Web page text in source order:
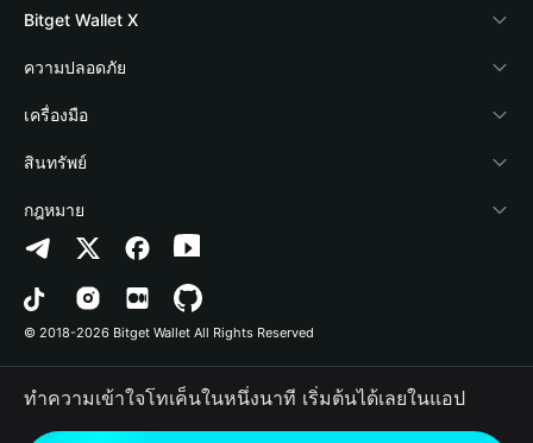
Blog
Academy
ข่าวสารด้านคริปโต
ศูนย์ช่วยเหลือ
ติดต่อเรา
ทรัพยากรข้อมูลของแบรนด์
อาชีพ
Crypto Card
Stablecoin Earn
Payfi Crypto
Crypto Swap API
Altcoin Season Index
Prediction Markets
DApp
RWA
Bitget Wallet X
นักพัฒนา
เชื่อมต่อ Wallet
Bitget Wallet Pay
ลิสต์โปรเจกต์
ความปลอดภัย
Protection Fund
เทคโนโลยีความปลอดภัย
เครื่องมือ
ซื้อคริปโต
การตรวจจับการอนุญาต
การตรวจจับสัญญา
การโอนเป็นชุด
สินทรัพย์
Arbitrum
Avalanche
Bitcoin
Polygon
กฎหมาย
นโยบายความเป็นส่วนตัว
ข้อตกลงในการใช้บริการ
© 2018-2026 Bitget Wallet All Rights Reserved
ทำความเข้าใจโทเค็นในหนึ่งนาที เริ่มต้นได้เลยในแอป